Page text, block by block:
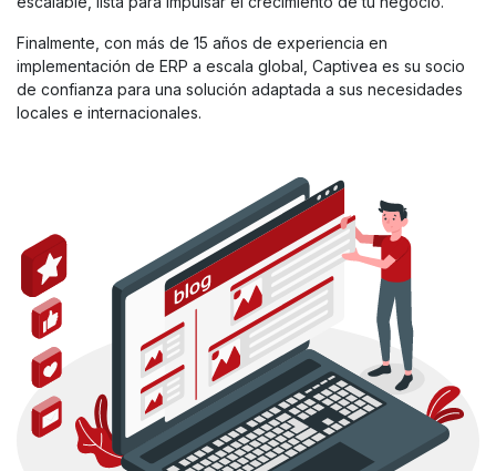
Finalmente, con más de 15 años de experiencia en
implementación de ERP a escala global, Captivea es su socio
de confianza para una solución adaptada a sus necesidades
locales e internacionales.